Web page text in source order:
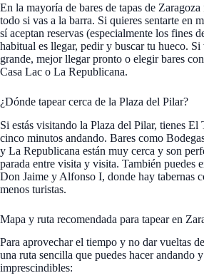
En la mayoría de bares de tapas de Zaragoza
todo si vas a la barra. Si quieres sentarte en
sí aceptan reservas (especialmente los fines
habitual es llegar, pedir y buscar tu hueco. Si
grande, mejor llegar pronto o elegir bares
Casa Lac o La Republicana.
¿Dónde tapear cerca de la Plaza del Pilar?
Si estás visitando la Plaza del Pilar, tienes El
cinco minutos andando. Bares como
y La Republicana están muy cerca y son
parada entre visita y visita. También puedes
Don Jaime y Alfonso I, donde hay tabernas
menos turistas.
Mapa y ruta recomendada para tapear en
Para aprovechar el tiempo y no dar vueltas
una ruta sencilla que puedes hacer andando
imprescindibles: